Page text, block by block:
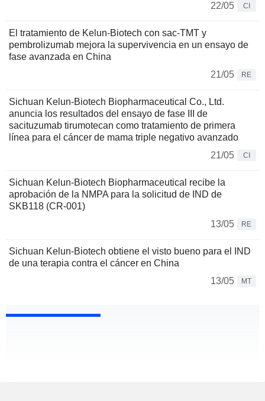
22/05
CI
El tratamiento de Kelun-Biotech con sac-TMT y
pembrolizumab mejora la supervivencia en un ensayo de
fase avanzada en China
21/05
RE
Sichuan Kelun-Biotech Biopharmaceutical Co., Ltd.
anuncia los resultados del ensayo de fase III de
sacituzumab tirumotecan como tratamiento de primera
línea para el cáncer de mama triple negativo avanzado
21/05
CI
Sichuan Kelun-Biotech Biopharmaceutical recibe la
aprobación de la NMPA para la solicitud de IND de
SKB118 (CR-001)
13/05
RE
Sichuan Kelun-Biotech obtiene el visto bueno para el IND
de una terapia contra el cáncer en China
13/05
MT